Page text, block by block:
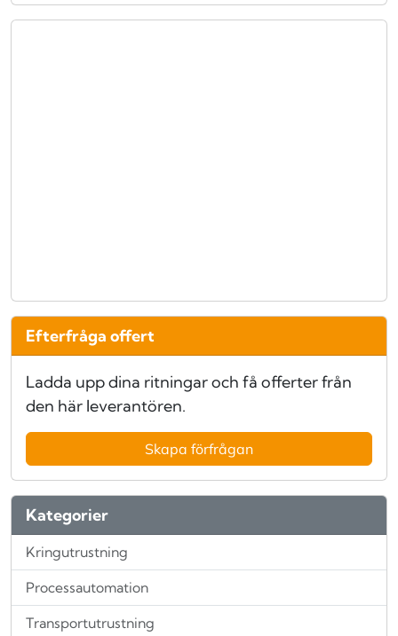
Efterfråga offert
Ladda upp dina ritningar och få offerter från
den här leverantören.
Skapa förfrågan
Kategorier
Kringutrustning
Processautomation
Transportutrustning